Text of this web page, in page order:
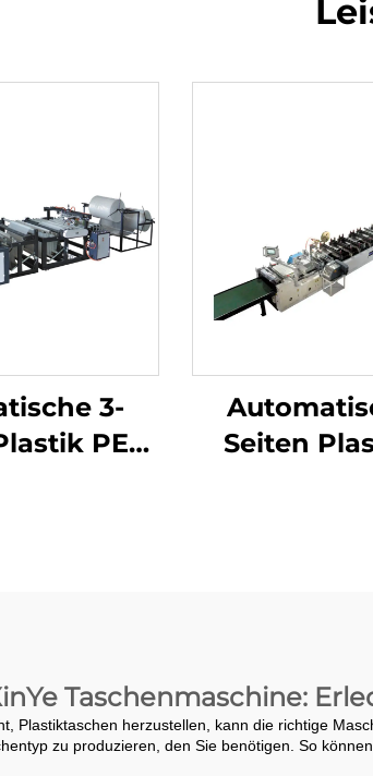
3-
PE
Seiten
Taschenmaschine:
Plastiktaschen herzustellen, kann die richtige
zu produzieren, den Sie benötigen. So